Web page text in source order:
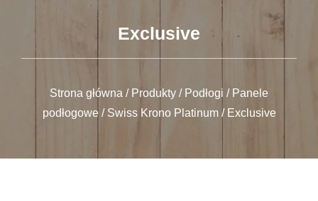
Exclusive
Strona główna / Produkty / Podłogi / Panele
podłogowe/ Swiss Krono Platinum/ Exclusive